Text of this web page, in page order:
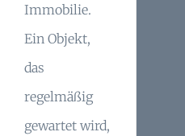
Immobilie.
Ein Objekt,
das
regelmäßig
gewartet wird,